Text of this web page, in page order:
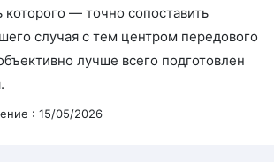
которого — точно сопоставить
случая с тем центром передового
лучше всего подготовлен
: 15/05/2026